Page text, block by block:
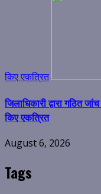
किए एकत्रित
जिलाधिकारी द्वारा गठित
किए एकत्रित
August 6, 2026
Tags